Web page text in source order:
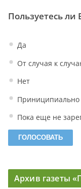
Пользуетесь
Да
От случая к
Нет
Приниципиально
Пока еще не
Архив газеты